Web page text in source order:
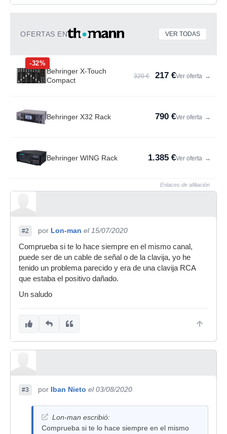
OFERTAS EN VER TODAS
-32%
Behringer X-Touch
Compact
320 € 217 €Ver oferta →
Behringer X32 Rack 790 €Ver oferta →
Behringer WING Rack 1.385 €Ver oferta →
Enlaces de afiliación
#2 por Lon-man el 15/07/2020
Comprueba si te lo hace siempre en el mismo canal,
puede ser de un cable de señal o de la clavija, yo he
tenido un problema parecido y era de una clavija RCA
que estaba el positivo dañado.
Un saludo
#3 por Iban Nieto el 03/08/2020
Lon-man escribió:
Comprueba si te lo hace siempre en el mismo